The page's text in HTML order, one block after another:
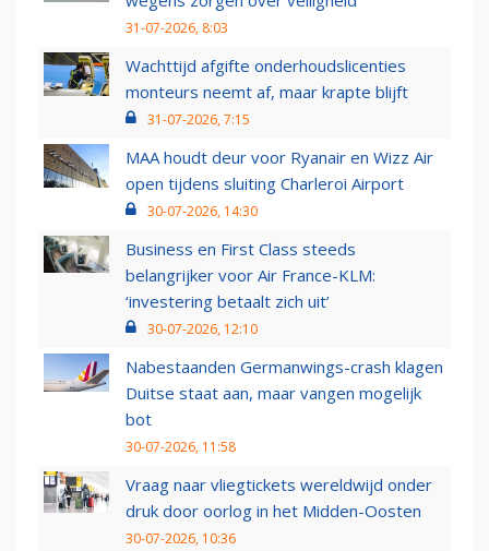
31-07-2026, 8:03
Wachttijd afgifte onderhoudslicenties
monteurs neemt af, maar krapte blijft
31-07-2026, 7:15
MAA houdt deur voor Ryanair en Wizz Air
open tijdens sluiting Charleroi Airport
30-07-2026, 14:30
Business en First Class steeds
belangrijker voor Air France-KLM:
‘investering betaalt zich uit’
30-07-2026, 12:10
Nabestaanden Germanwings-crash klagen
Duitse staat aan, maar vangen mogelijk
bot
30-07-2026, 11:58
Vraag naar vliegtickets wereldwijd onder
druk door oorlog in het Midden-Oosten
30-07-2026, 10:36